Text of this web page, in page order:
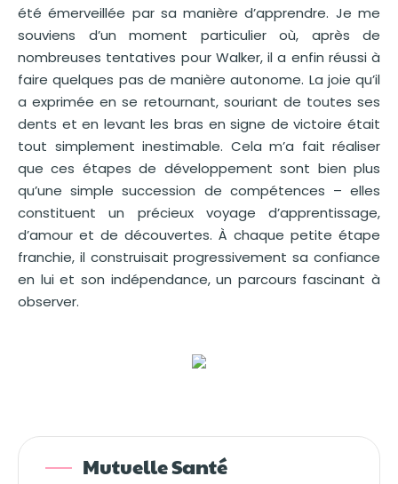
été émerveillée par sa manière d’apprendre. Je me
souviens d’un moment particulier où, après de
nombreuses tentatives pour Walker, il a enfin réussi à
faire quelques pas de manière autonome. La joie qu’il
a exprimée en se retournant, souriant de toutes ses
dents et en levant les bras en signe de victoire était
tout simplement inestimable. Cela m’a fait réaliser
que ces étapes de développement sont bien plus
qu’une simple succession de compétences – elles
constituent un précieux voyage d’apprentissage,
d’amour et de découvertes. À chaque petite étape
franchie, il construisait progressivement sa confiance
en lui et son indépendance, un parcours fascinant à
observer.
Mutuelle Santé